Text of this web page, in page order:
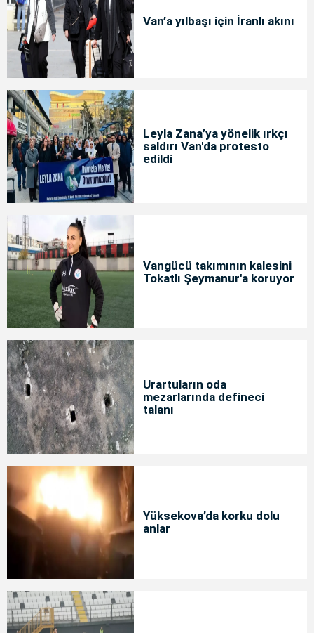
Van’a yılbaşı için İranlı akını
Leyla Zana’ya yönelik ırkçı
saldırı Van'da protesto
edildi
Vangücü takımının kalesini
Tokatlı Şeymanur'a koruyor
Urartuların oda
mezarlarında defineci
talanı
Yüksekova’da korku dolu
anlar